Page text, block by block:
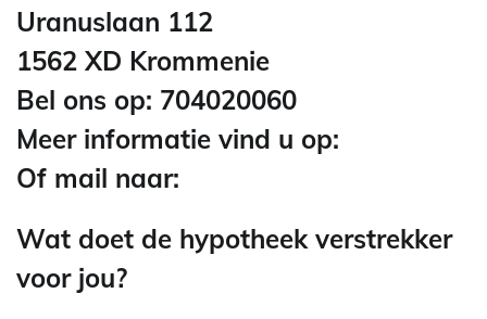
Uranuslaan 112
1562 XD Krommenie
Bel ons op: 704020060
Meer informatie vind u op:
Of mail naar:
Wat doet de hypotheek verstrekker
voor jou?